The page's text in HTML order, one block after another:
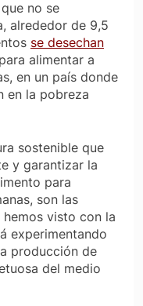
no se
alrededor de 9,5
se desechan
alimentar a
en un país donde
en la pobreza
sostenible que
y garantizar la
para
son las
visto con la
experimentando
producción de
del medio